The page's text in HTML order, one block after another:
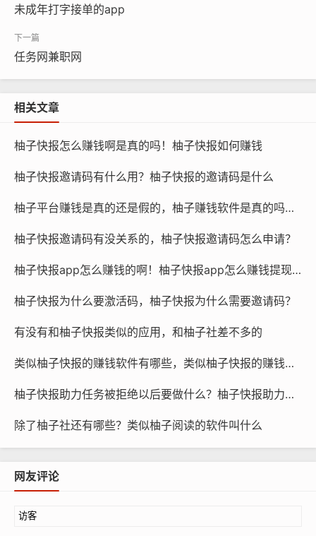
未成年打字接单的app
任务网兼职网
相关文章
柚子快报怎么赚钱啊是真的吗！柚子快报如何赚钱
柚子快报邀请码有什么用？柚子快报的邀请码是什么
柚子平台赚钱是真的还是假的，柚子赚钱软件是真的吗还是假的？
柚子快报邀请码有没关系的，柚子快报邀请码怎么申请？
柚子快报app怎么赚钱的啊！柚子快报app怎么赚钱提现到微信
柚子快报为什么要激活码，柚子快报为什么需要邀请码？
有没有和柚子快报类似的应用，和柚子社差不多的
类似柚子快报的赚钱软件有哪些，类似柚子快报的赚钱软件是真的吗
柚子快报助力任务被拒绝以后要做什么？柚子快报助力的昵称是什么
除了柚子社还有哪些？类似柚子阅读的软件叫什么
网友评论